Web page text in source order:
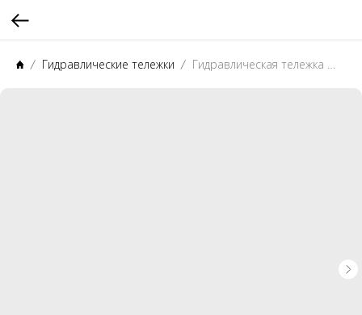
Гидравлические тележки Гидравлическая тележка PROLIFT AC25 (L2000)